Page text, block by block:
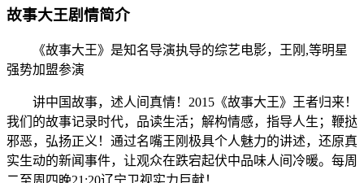
故事大王剧情简介
《故事大王》是知名导演执导的综艺电影，王刚,等明星
强势加盟参演
讲中国故事，述人间真情！2015《故事大王》王者归来！
我们的故事记录时代，品读生活；解构情感，指导人生；鞭挞
邪恶，弘扬正义！通过名嘴王刚极具个人魅力的讲述，还原真
实生动的新闻事件，让观众在跌宕起伏中品味人间冷暖。每周